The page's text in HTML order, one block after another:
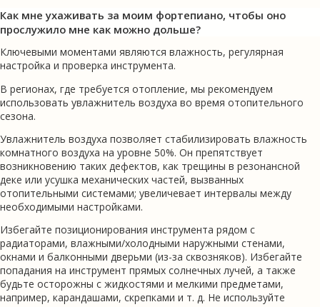
Как мне ухаживать за моим фортепиано, чтобы оно
прослужило мне как можно дольше?
Ключевыми моментами являются влажность, регулярная
настройка и проверка инструмента.
В регионах, где требуется отопление, мы рекомендуем
использовать увлажнитель воздуха во время отопительного
сезона.
Увлажнитель воздуха позволяет стабилизировать влажность
комнатного воздуха на уровне 50%. Он препятствует
возникновению таких дефектов, как трещины в резонансной
деке или усушка механических частей, вызванных
отопительными системами; увеличевает интервалы между
необходимыми настройками.
Избегайте позиционирования инструмента рядом с
радиаторами, влажными/холодными наружными стенами,
окнами и балконными дверьми (из-за сквозняков). Избегайте
попадания на инструмент прямых солнечных лучей, а также
будьте осторожны с жидкостями и мелкими предметами,
например, карандашами, скрепками и т. д. Не используйте